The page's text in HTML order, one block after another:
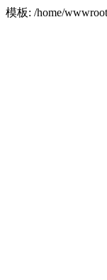
模板: /home/